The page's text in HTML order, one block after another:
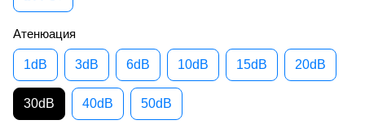
Атенюация
1dB 3dB 6dB 10dB 15dB 20dB
30dB 40dB 50dB